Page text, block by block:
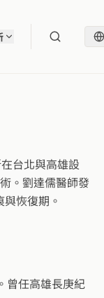
台北與高雄設
。劉達儒醫師發
恢復期。
曾任高雄長庚紀